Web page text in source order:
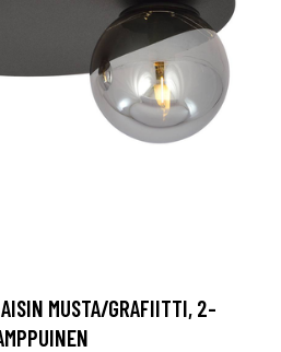
MUSTA/GRAFIITTI, 2-